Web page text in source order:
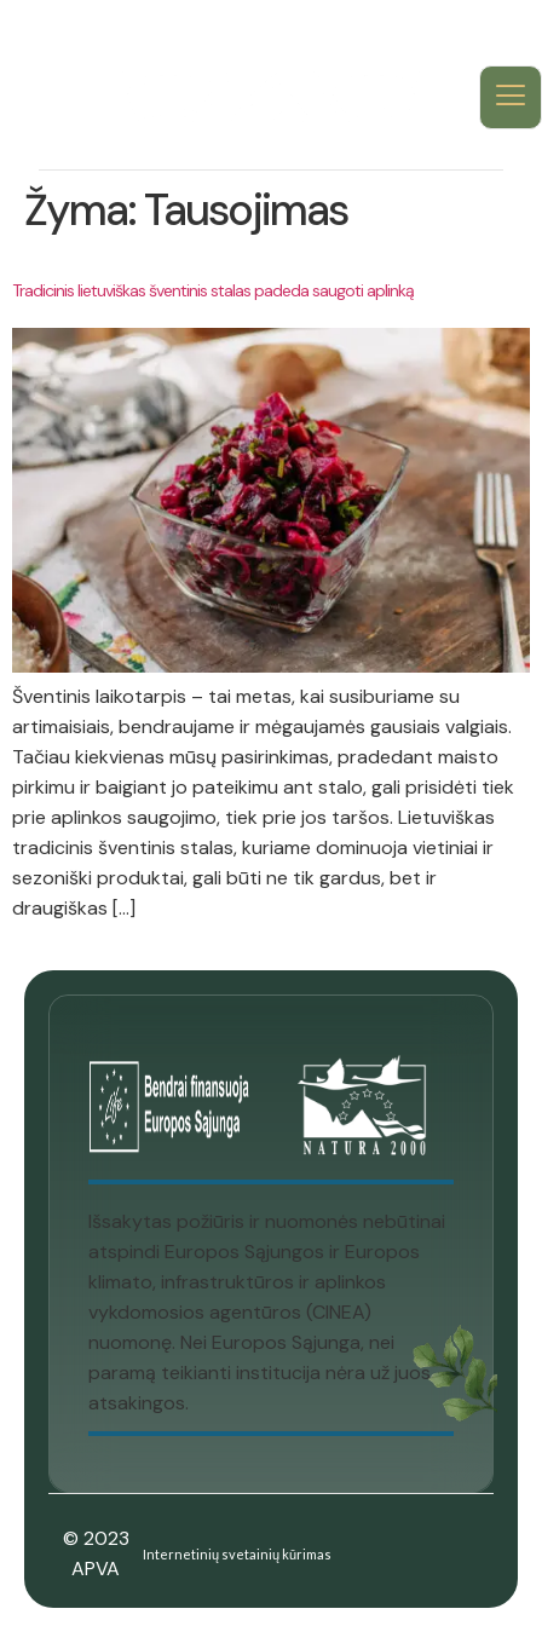
Žyma:Tausojimas
Tradicinis lietuviškas šventinis stalas padeda saugoti aplinką
Šventinis laikotarpis – tai metas, kai susiburiame su
artimaisiais, bendraujame ir mėgaujamės gausiais valgiais.
Tačiau kiekvienas mūsų pasirinkimas, pradedant maisto
pirkimu ir baigiant jo pateikimu ant stalo, gali prisidėti tiek
prie aplinkos saugojimo, tiek prie jos taršos. Lietuviškas
tradicinis šventinis stalas, kuriame dominuoja vietiniai ir
sezoniški produktai, gali būti ne tik gardus, bet ir
draugiškas […]
Išsakytas požiūris ir nuomonės nebūtinai
atspindi Europos Sąjungos ir Europos
klimato, infrastruktūros ir aplinkos
vykdomosios agentūros (CINEA)
nuomonę. Nei Europos Sąjunga, nei
paramą teikianti institucija nėra už juos
atsakingos.
© 2023
APVA
Internetinių svetainių kūrimas